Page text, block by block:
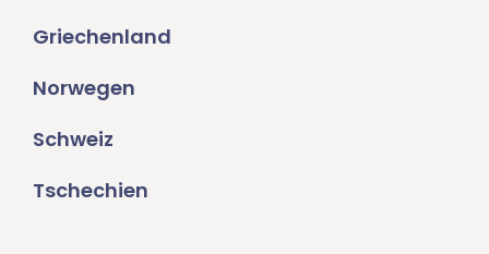
Griechenland
Norwegen
Schweiz
Tschechien